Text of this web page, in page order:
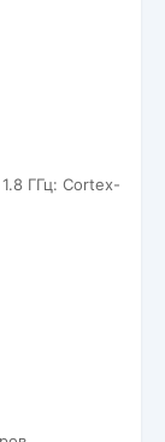
ГГц: Cortex-